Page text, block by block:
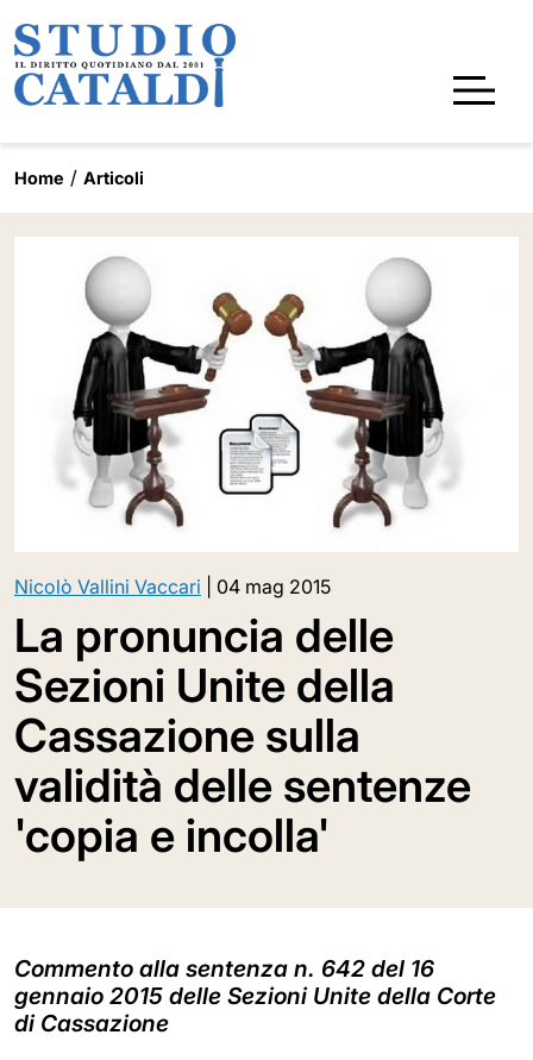
Home Articoli
Nicolò Vallini Vaccari 04 mag 2015
La pronuncia delle
Sezioni Unite della
Cassazione sulla
validità delle sentenze
'copia e incolla'
Commento alla sentenza n. 642 del 16
gennaio 2015 delle Sezioni Unite della Corte
di Cassazione